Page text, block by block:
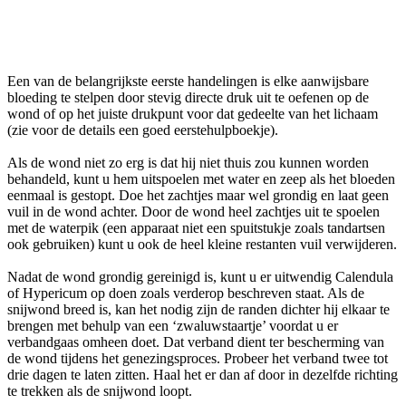
Een van de belangrijkste eerste handelingen is elke aanwijsbare
bloeding te stelpen door stevig directe druk uit te oefenen op de
wond of op het juiste drukpunt voor dat gedeelte van het lichaam
(zie voor de details een goed eerstehulpboekje).
Als de wond niet zo erg is dat hij niet thuis zou kunnen worden
behandeld, kunt u hem uitspoelen met water en zeep als het bloeden
eenmaal is gestopt. Doe het zachtjes maar wel grondig en laat geen
vuil in de wond achter. Door de wond heel zachtjes uit te spoelen
met de waterpik (een apparaat niet een spuitstukje zoals tandartsen
ook gebruiken) kunt u ook de heel kleine restanten vuil verwijderen.
Nadat de wond grondig gereinigd is, kunt u er uitwendig Calendula
of Hypericum op doen zoals verderop beschreven staat. Als de
snijwond breed is, kan het nodig zijn de randen dichter hij elkaar te
brengen met behulp van een ‘zwaluwstaartje’ voordat u er
verbandgaas omheen doet. Dat verband dient ter bescherming van
de wond tijdens het genezingsproces. Probeer het verband twee tot
drie dagen te laten zitten. Haal het er dan af door in dezelfde richting
te trekken als de snijwond loopt.